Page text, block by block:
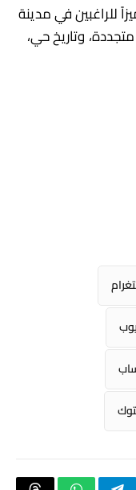
للراغبين في مدينة
وتاريخ حي،